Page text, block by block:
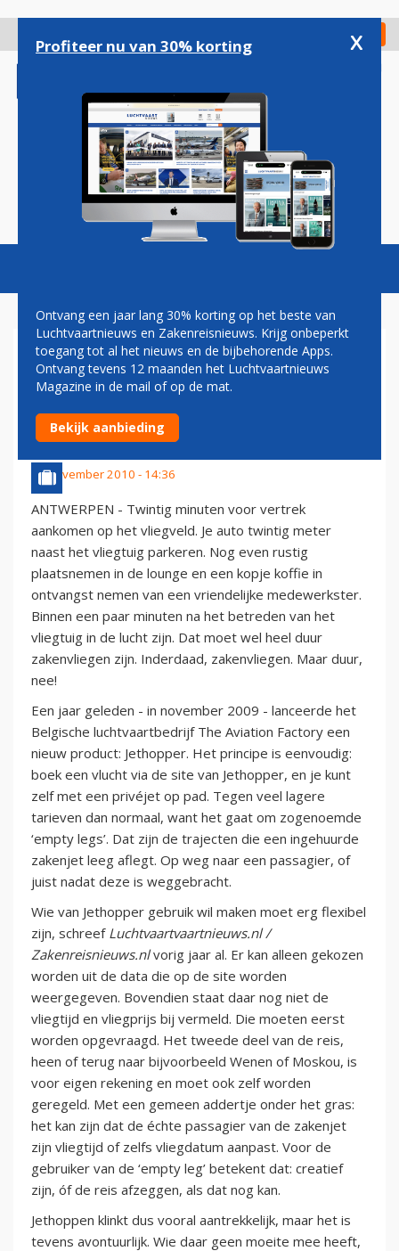
gaan
Check in
Magazine Podcasts Vacatures
HOPPEN MET EEN FALCON
2000LX-ZAKENJET
(FOTOVERSLAG)
16 november 2010 - 14:36
ANTWERPEN - Twintig minuten voor vertrek
aankomen op het vliegveld. Je auto twintig meter
naast het vliegtuig parkeren. Nog even rustig
plaatsnemen in de lounge en een kopje koffie in
ontvangst nemen van een vriendelijke medewerkster.
Binnen een paar minuten na het betreden van het
vliegtuig in de lucht zijn. Dat moet wel heel duur
zakenvliegen zijn. Inderdaad, zakenvliegen. Maar duur,
nee!
Een jaar geleden - in november 2009 - lanceerde het
Belgische luchtvaartbedrijf The Aviation Factory een
nieuw product: Jethopper. Het principe is eenvoudig:
boek een vlucht via de site van Jethopper, en je kunt
zelf met een privéjet op pad. Tegen veel lagere
tarieven dan normaal, want het gaat om zogenoemde
‘empty legs’. Dat zijn de trajecten die een ingehuurde
zakenjet leeg aflegt. Op weg naar een passagier, of
juist nadat deze is weggebracht.
Wie van Jethopper gebruik wil maken moet erg flexibel
zijn, schreef Luchtvaartvaartnieuws.nl /
Zakenreisnieuws.nlvorig jaar al. Er kan alleen gekozen
worden uit de data die op de site worden
weergegeven. Bovendien staat daar nog niet de
vliegtijd en vliegprijs bij vermeld. Die moeten eerst
worden opgevraagd. Het tweede deel van de reis,
heen of terug naar bijvoorbeeld Wenen of Moskou, is
voor eigen rekening en moet ook zelf worden
geregeld. Met een gemeen addertje onder het gras:
het kan zijn dat de échte passagier van de zakenjet
zijn vliegtijd of zelfs vliegdatum aanpast. Voor de
gebruiker van de ‘empty leg’ betekent dat: creatief
zijn, óf de reis afzeggen, als dat nog kan.
Jethoppen klinkt dus vooral aantrekkelijk, maar het is
tevens avontuurlijk. Wie daar geen moeite mee heeft,
Profiteer nu van 30% korting x
Ontvang een jaar lang 30% korting op het beste van
Luchtvaartnieuws en Zakenreisnieuws. Krijg onbeperkt
toegang tot al het nieuws en de bijbehorende Apps.
Ontvang tevens 12 maanden het Luchtvaartnieuws
Magazine in de mail of op de mat.
Bekijk aanbieding